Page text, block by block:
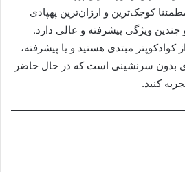
کوچک‌ترین و ارزان‌ترین پهپادی
ویژگی پیشرفته و عالی دارد.
مبتدی هستید و یا پیشرفته،
بدون سرنشینی است که در حال حاضر
کنید.